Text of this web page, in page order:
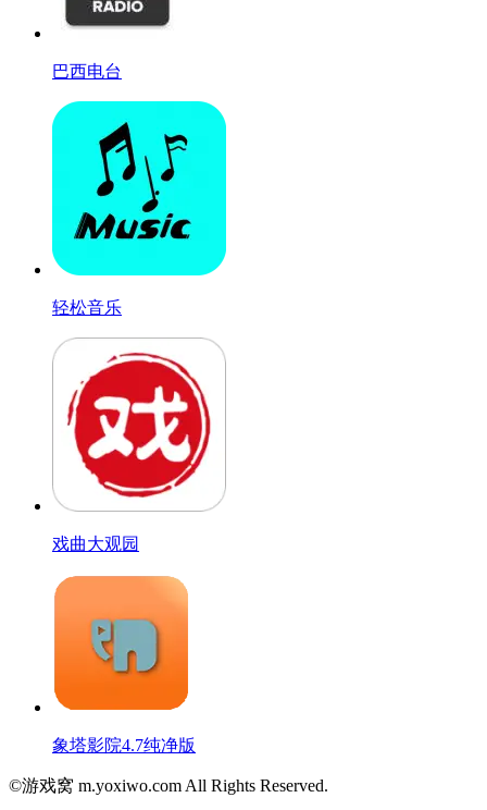
巴西电台
轻松音乐
戏曲大观园
象塔影院4.7纯净版
©游戏窝 m.yoxiwo.com All Rights Reserved.